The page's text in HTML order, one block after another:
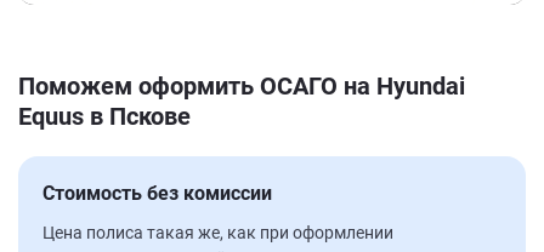
Поможем оформить ОСАГО на Hyundai
Equus в Пскове
Стоимость без комиссии
Цена полиса такая же, как при оформлении